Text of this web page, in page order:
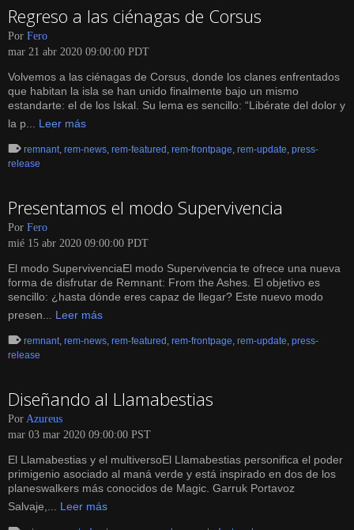
Regreso a las ciénagas de Corsus
Por Fero
mar 21 abr 2020 09:00:00 PDT
Volvemos a las ciénagas de Corsus, donde los clanes enfrentados
que habitan la isla se han unido finalmente bajo un mismo
estandarte: el de los Iskal. Su lema es sencillo: “Libérate del dolor y
la p... Leer más
remnant, rem-news, rem-featured , rem-frontpage, rem-update, press-
release
Presentamos el modo Supervivencia
Por Fero
mié 15 abr 2020 09:00:00 PDT
El modo SupervivenciaEl modo Supervivencia te ofrece una nueva
forma de disfrutar de Remnant: From the Ashes. El objetivo es
sencillo: ¿hasta dónde eres capaz de llegar? Este nuevo modo
presen... Leer más
remnant, rem-news, rem-featured , rem-frontpage, rem-update, press-
release
Diseñando al Llamabestias
Por Azureus
mar 03 mar 2020 09:00:00 PST
El Llamabestias y el multiversoEl Llamabestias personifica el poder
primigenio asociado al maná verde y está inspirado en dos de los
planeswalkers más conocidos de Magic. Garruk Portavoz
Salvaje,... Leer más